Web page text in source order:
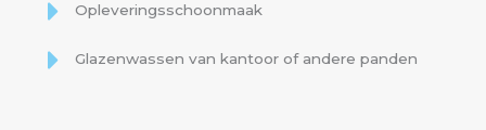
Opleveringsschoonmaak
Glazenwassen van kantoor of andere panden